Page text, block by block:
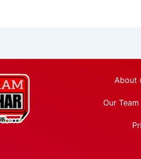
About
Our Team